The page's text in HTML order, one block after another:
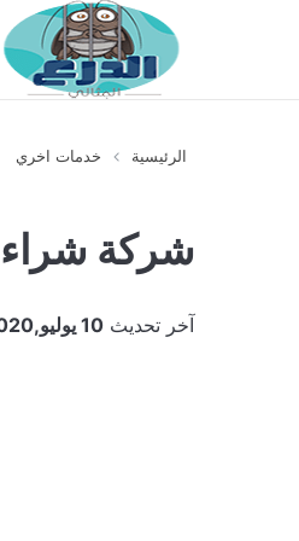
بحث
عنالرئيسية خدمات اخري
شركة شراء
آخر تحديث 10 يوليو,2020